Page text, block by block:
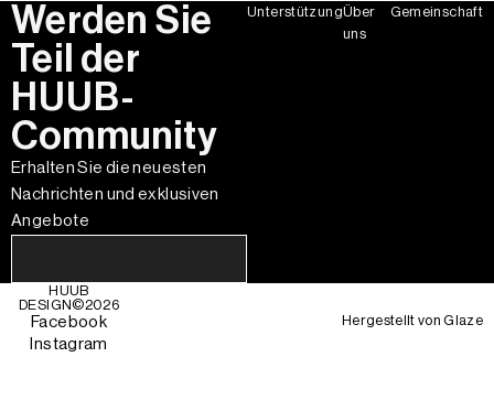
Werden Sie
Teil der
HUUB-
Community
Erhalten Sie die neuesten
Nachrichten und exklusiven
Angebote
UnterstützungÜber
uns
Gemeinschaft
HUUB
DESIGN©2026
Facebook
Instagram
Hergestellt vonGlaze